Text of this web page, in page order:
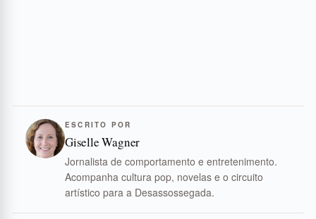
ESCRITO POR
Giselle Wagner
Jornalista de comportamento e entretenimento.
Acompanha cultura pop, novelas e o circuito
artístico para a Desassossegada.